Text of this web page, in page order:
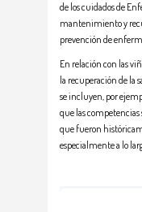
de los cuidados de
mantenimiento y
prevención de
En relación con las
la recuperación de la
se incluyen, por
que las
que fueron
especialmente a lo